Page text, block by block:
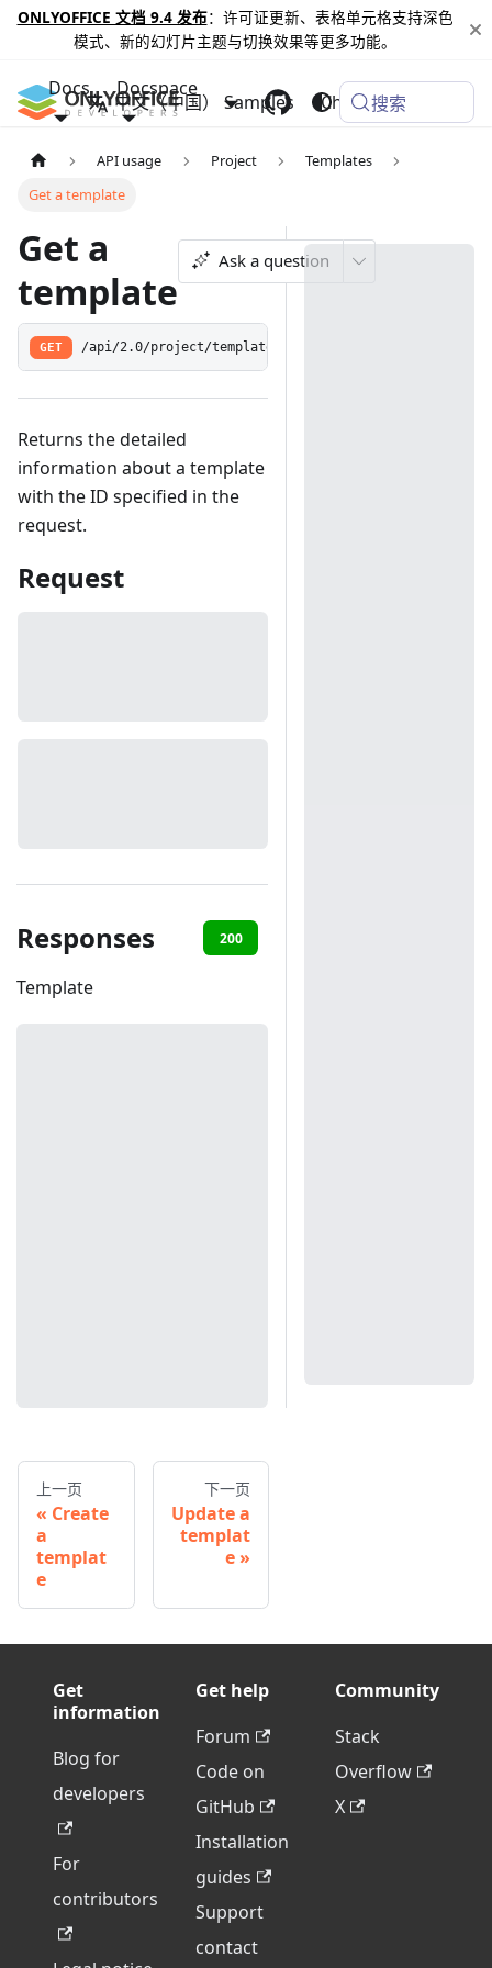
ONLYOFFICE 文档 9.4 发布：许可证更新、表格单元格支持深色
模式、新的幻灯片主题与切换效果等更多功能。
Docs Docspace
Samples Changelog
中文（中国） 搜索
API usage Project
Templates
Get a template
Get a
template
Ask a question
GET /api/2.0/project/template/{id:[0-9]+}
Returns the detailed
information about a template
with the ID specified in the
request.
Request
Responses 200
Template
上一页
Create
a
templat
e
下一页
Update a
templat
e
Get
information
Blog for
developers
For
contributors
Get help
Forum
Code on
GitHub
Installation
guides
Support
contact
Community
Stack
Overflow
X